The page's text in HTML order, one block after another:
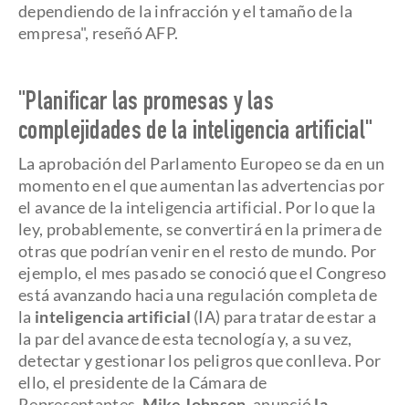
dependiendo de la infracción y el tamaño de la
empresa", reseñó AFP.
"Planificar las promesas y las
complejidades de la inteligencia artificial"
La aprobación del Parlamento Europeo se da en un
momento en el que aumentan las advertencias por
el avance de la inteligencia artificial. Por lo que la
ley, probablemente, se convertirá en la primera de
otras que podrían venir en el resto de mundo. Por
ejemplo, el mes pasado se conoció que el Congreso
está avanzando hacia una regulación completa de
la inteligencia artificial (IA) para tratar de estar a
la par del avance de esta tecnología y, a su vez,
detectar y gestionar los peligros que conlleva. Por
ello, el presidente de la Cámara de